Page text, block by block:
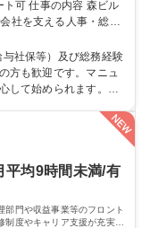
森ビル
社を支える人事・総務
担当し、ゆくゆくは制
境です。 ■勤怠管
管理全般 ■入退社手続
■社内イベントの企画
足している部分はいつ
て成長できます。 募
120日◆残業少なめ◆
社保等）及び総務経験
方も歓迎です。マニュ
して始められます。
改定など会社のコア業
をダイレクトに実感で
クライフバランスを保
験を活かし、長期的な
力で応援します。 学
語学力： 資格：日商
平均9時間未満/有
部門や収益事業等のフロント
度やキャリア支援が充実し